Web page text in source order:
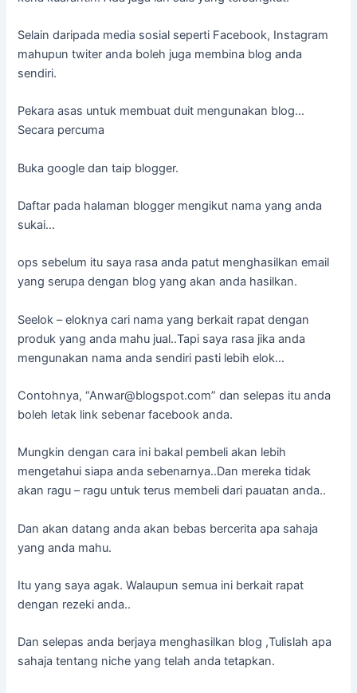
Selain daripada media sosial seperti Facebook, Instagram
mahupun twiter anda boleh juga membina blog anda
sendiri.
Pekara asas untuk membuat duit mengunakan blog…
Secara percuma
Buka google dan taip blogger.
Daftar pada halaman blogger mengikut nama yang anda
sukai…
ops sebelum itu saya rasa anda patut menghasilkan email
yang serupa dengan blog yang akan anda hasilkan.
Seelok – eloknya cari nama yang berkait rapat dengan
produk yang anda mahu jual..Tapi saya rasa jika anda
mengunakan nama anda sendiri pasti lebih elok…
Contohnya, “Anwar@blogspot.com” dan selepas itu anda
boleh letak link sebenar facebook anda.
Mungkin dengan cara ini bakal pembeli akan lebih
mengetahui siapa anda sebenarnya..Dan mereka tidak
akan ragu – ragu untuk terus membeli dari pauatan anda..
Dan akan datang anda akan bebas bercerita apa sahaja
yang anda mahu.
Itu yang saya agak. Walaupun semua ini berkait rapat
dengan rezeki anda..
Dan selepas anda berjaya menghasilkan blog ,Tulislah apa
sahaja tentang niche yang telah anda tetapkan.